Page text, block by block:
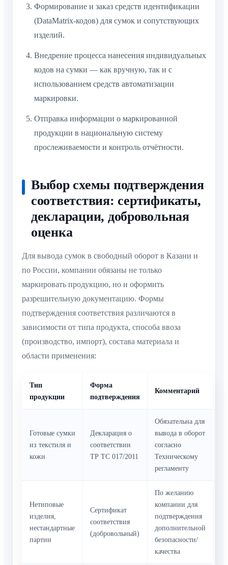
Формирование и заказ средств идентификации
(DataMatrix-кодов) для сумок и сопутствующих
изделий.
Внедрение процесса нанесения индивидуальных
кодов на сумки — как вручную, так и с
использованием средств автоматизации
маркировки.
Отправка информации о маркированной
продукции в национальную систему
прослеживаемости и контроль отчётности.
Выбор схемы подтверждения
соответствия: сертификаты,
декларации, добровольная
оценка
Для вывода сумок в свободный оборот в Казани и
по России, компании обязаны не только
маркировать продукцию, но и оформить
разрешительную документацию. Формы
подтверждения соответствия различаются в
зависимости от типа продукта, способа ввоза
(производство, импорт), состава материала и
области применения:
Тип
продукции
Форма
подтверждения
Комментарий
Готовые сумки
из текстиля и
кожи
Декларация о
соответствии
ТР ТС 017/2011
Обязательна для
вывода в оборот
согласно
Техническому
регламенту
Нетиповые
изделия,
нестандартные
партии
Сертификат
соответствия
(добровольный)
По желанию
компании для
подтверждения
дополнительной
безопасности/
качества